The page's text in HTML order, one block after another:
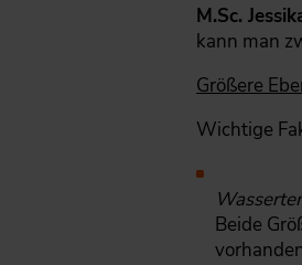
M.Sc.
kann man
Größere
Wichtige
Beide